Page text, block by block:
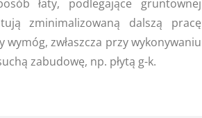
łaty, podlegające gruntownej
zminimalizowaną dalszą pracę
zwłaszcza przy wykonywaniu
zabudowę, np. płytą g-k.